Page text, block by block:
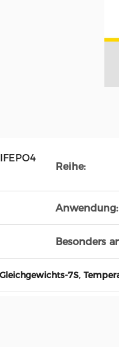
Reihe:
Anwendung:
Besonders
7S,